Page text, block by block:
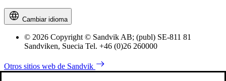
Cambiar idioma
© 2026 Copyright © Sandvik AB; (publ) SE-811 81
Sandviken, Suecia Tel. +46 (0)26 260000
Otros sitios web de Sandvik